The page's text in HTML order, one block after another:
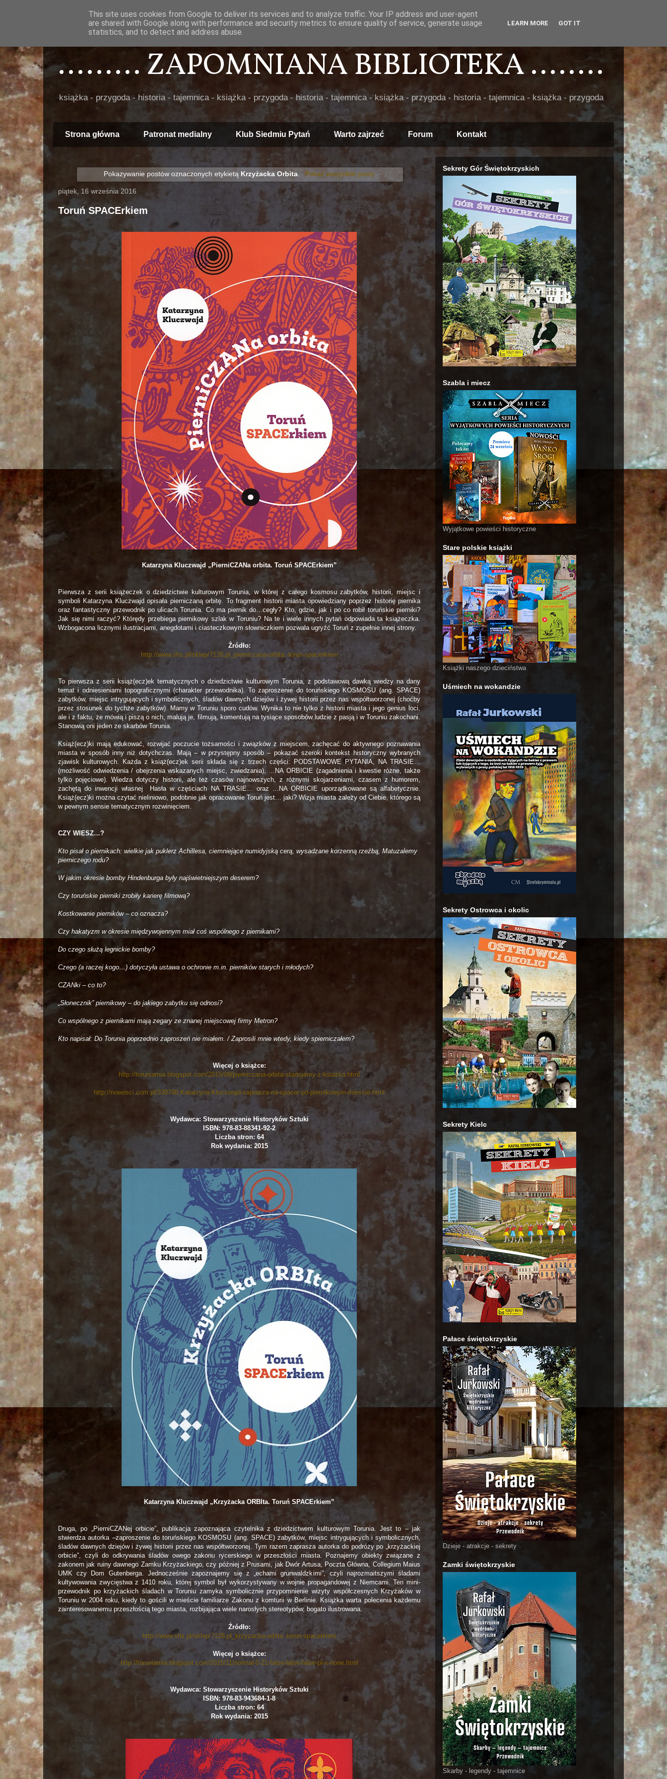
......... ZAPOMNIANA BIBLIOTEKA ........
książka - przygoda - historia - tajemnica - książka - przygoda - historia - tajemnica - książka - przygoda - historia - tajemnica - książka - przygoda
Strona główna Patronat medialny Klub Siedmiu Pytań Warto zajrzeć Forum Kontakt
Pokazywanie postów oznaczonych etykietą Krzyżacka Orbita. Pokaż wszystkie posty
piątek, 16 września 2016
Toruń SPACErkiem
Katarzyna Kluczwajd „PierniCZANa orbita. Toruń SPACErkiem”
Pierwsza z serii książeczek o dziedzictwie kulturowym Torunia, w której z całego kosmosu zabytków, historii, miejsc i
symboli Katarzyna Kluczwajd opisała pierniczaną orbitę. To fragment historii miasta opowiedziany poprzez historię piernika
oraz fantastyczny przewodnik po ulicach Torunia. Co ma piernik do…cegły? Kto, gdzie, jak i po co robił toruńskie pierniki?
Jak się nimi raczyć? Którędy przebiega piernikowy szlak w Toruniu? Na te i wiele innych pytań odpowiada ta książeczka.
Wzbogacona licznymi ilustracjami, anegdotami i ciasteczkowym słowniczkiem pozwala ugryźć Toruń z zupełnie innej strony.
Źródło:
http://www.shs.pl/sklep/?126,pl_pierniczana-orbita.-torun-spacerkiem
To pierwsza z serii książ(ecz)ek tematycznych o dziedzictwie kulturowym Torunia, z podstawową dawką wiedzy na dany
temat i odniesieniami topograficznymi (charakter przewodnika). To zaproszenie do toruńskiego KOSMOSU (ang. SPACE)
zabytków, miejsc intrygujących i symbolicznych, śladów dawnych dziejów i żywej historii przez nas współtworzonej (choćby
przez stosunek do tychże zabytków). Mamy w Toruniu sporo cudów. Wynika to nie tylko z historii miasta i jego genius loci,
ale i z faktu, że mówią i piszą o nich, malują je, filmują, komentują na tysiące sposobów ludzie z pasją i w Toruniu zakochani.
Stanowią oni jeden ze skarbów Torunia.
Książ(ecz)ki mają edukować, rozwijać poczucie tożsamości i związków z miejscem, zachęcać do aktywnego poznawania
miasta w sposób inny niż dotychczas. Mają – w przystępny sposób – pokazać szeroki kontekst historyczny wybranych
zjawisk kulturowych. Każda z książ(ecz)ek serii składa się z trzech części: PODSTAWOWE PYTANIA, NA TRASIE…
(możliwość odwiedzenia / obejrzenia wskazanych miejsc, zwiedzania), …NA ORBICIE (zagadnienia i kwestie różne, także
tylko pojęciowe). Wiedza dotyczy historii, ale też czasów najnowszych, z różnymi skojarzeniami, czasem z humorem,
zachętą do inwencji własnej Hasła w częściach NA TRASIE… oraz …NA ORBICIE uporządkowane są alfabetycznie.
Książ(ecz)ki można czytać nieliniowo, podobnie jak opracowanie Toruń jest… jaki? Wizja miasta zależy od Ciebie, którego są
w pewnym sensie tematycznym rozwinięciem.
CZY WIESZ…?
Kto pisał o piernikach: wielkie jak puklerz Achillesa, ciemniejące numidyjską cerą, wysadzane korzenną rzeźbą, Matuzalemy
pierniczego rodu?
W jakim okresie bomby Hindenburga były najświetniejszym deserem?
Czy toruńskie pierniki zrobiły karierę filmową?
Kostkowanie pierników – co oznacza?
Czy hakatyzm w okresie międzywojennym miał coś wspólnego z piernikami?
Do czego służą legnickie bomby?
Czego (a raczej kogo…) dotyczyła ustawa o ochronie m.in. pierników starych i młodych?
CZANki – co to?
„Słonecznik” piernikowy – do jakiego zabytku się odnosi?
Co wspólnego z piernikami mają zegary ze znanej miejscowej firmy Metron?
Kto napisał: Do Torunia poprzednio zaproszeń nie miałem. / Zaprosili mnie wtedy, kiedy spierniczałem?
Więcej o książce:
http://toruniarnia.blogspot.com/2015/08/pierniczana-orbita-startujemy-z-ksiazka.html
http://nowosci.com.pl/338798,Katarzyna-Kluczwajd-zaprasza-na-spacer-po-piernikowym-miescie.html
Wydawca: Stowarzyszenie Historyków Sztuki
ISBN: 978-83-88341-92-2
Liczba stron: 64
Rok wydania: 2015
Katarzyna Kluczwajd „Krzyżacka ORBIta. Toruń SPACErkiem”
Druga, po „PierniCZANej orbicie”, publikacja zapoznająca czytelnika z dziedzictwem kulturowym Torunia. Jest to – jak
stwierdza autorka –zaproszenie do toruńskiego KOSMOSU (ang. SPACE) zabytków, miejsc intrygujących i symbolicznych,
śladów dawnych dziejów i żywej historii przez nas współtworzonej. Tym razem zaprasza autorka do podróży po „krzyżackiej
orbicie”, czyli do odkrywania śladów owego zakonu rycerskiego w przeszłości miasta. Poznajemy obiekty związane z
zakonem jak ruiny dawnego Zamku Krzyżackiego, czy później z Prusami, jak Dwór Artusa, Poczta Główna, Collegium Maius
UMK czy Dom Gutenberga. Jednocześnie zapoznajemy się z „echami grunwaldzkimi”, czyli najrozmaitszymi śladami
kultywowania zwycięstwa z 1410 roku, której symbol był wykorzystywany w wojnie propagandowej z Niemcami. Ten mini-
przewodnik po krzyżackich śladach w Toruniu zamyka symbolicznie przypomnienie wizyty współczesnych Krzyżaków w
Toruniu w 2004 roku, kiedy to gościli w mieście familiarze Zakonu z komturii w Berlinie. Książka warta polecenia każdemu
zainteresowanemu przeszłością tego miasta, rozbijająca wiele narosłych stereotypów, bogato ilustrowana.
Źródło:
http://www.shs.pl/sklep/?128,pl_krzyzacka-orbita.-torun-spacerkiem
Więcej o książce:
http://toruniarnia.blogspot.com/2015/11/normal-0-21-false-false-false-pl-x-none.html
Wydawca: Stowarzyszenie Historyków Sztuki
ISBN: 978-83-943684-1-8
Liczba stron: 64
Rok wydania: 2015
Sekrety Gór Świętokrzyskich
Szabla i miecz
Wyjątkowe powieści historyczne
Stare polskie książki
Książki naszego dzieciństwa
Uśmiech na wokandzie
Sekrety Ostrowca i okolic
Sekrety Kielc
Pałace świętokrzyskie
Dzieje - atrakcje - sekrety
Zamki świętokrzyskie
Skarby - legendy - tajemnice
This site uses cookies from Google to deliver its services and to analyze traffic. Your IP address and user-agent
are shared with Google along with performance and security metrics to ensure quality of service, generate usage
statistics, and to detect and address abuse.
LEARN MORE GOT IT